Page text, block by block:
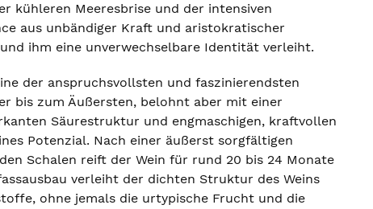
kühleren Meeresbrise und der intensiven
aus unbändiger Kraft und aristokratischer
ihm eine unverwechselbare Identität verleiht.
der anspruchsvollsten und faszinierendsten
bis zum Äußersten, belohnt aber mit einer
Säurestruktur und engmaschigen, kraftvollen
Potenzial. Nach einer äußerst sorgfältigen
Schalen reift der Wein für rund 20 bis 24 Monate
verleiht der dichten Struktur des Weins
ohne jemals die urtypische Frucht und die